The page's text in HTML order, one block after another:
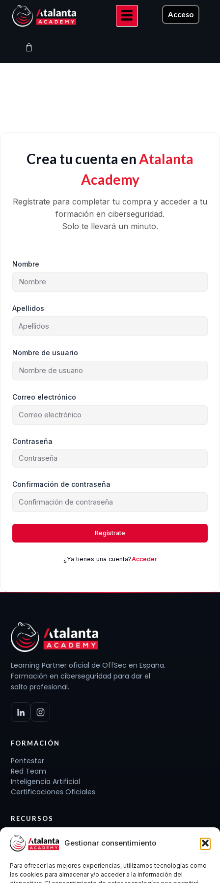
Gestionar consentimiento
Para ofrecer las mejores experiencias, utilizamos tecnologías como
las cookies para almacenar y/o acceder a la información del
contenido
Acceso
Carrito
Crea tu cuenta enAtalanta
Academy
Regístrate para completar tu compra y acceder a tu
formación en ciberseguridad.
Solo te llevará un minuto.
Nombre
Apellidos
Nombre de usuario
Correo electrónico
Contraseña
Confirmación de contraseña
Regístrate
¿Ya tienes una cuenta?Acceder
Learning Partner oficial de OffSec en España.
Formación en ciberseguridad para dar el
salto profesional.
FORMACIÓN
Pentester
Red Team
Inteligencia Artificial
Certificaciones Oficiales
RECURSOS
Planes de carrera
Cursos y Packs
Conócenos